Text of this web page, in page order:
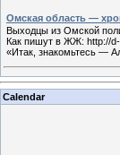
Омская область —
Выходцы из Омской
Как пишут в ЖЖ: http://d-
«Итак, знакомьтесь —
Calendar